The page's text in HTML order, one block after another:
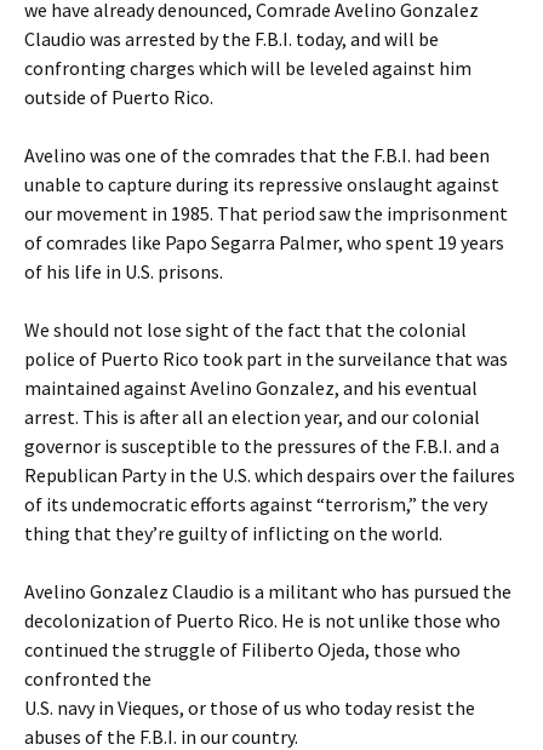
we have already denounced, Comrade Avelino Gonzalez
Claudio was arrested by the F.B.I. today, and will be
confronting charges which will be leveled against him
outside of Puerto Rico.
Avelino was one of the comrades that the F.B.I. had been
unable to capture during its repressive onslaught against
our movement in 1985. That period saw the imprisonment
of comrades like Papo Segarra Palmer, who spent 19 years
of his life in U.S. prisons.
We should not lose sight of the fact that the colonial
police of Puerto Rico took part in the surveilance that was
maintained against Avelino Gonzalez, and his eventual
arrest. This is after all an election year, and our colonial
governor is susceptible to the pressures of the F.B.I. and a
Republican Party in the U.S. which despairs over the failures
of its undemocratic efforts against “terrorism,” the very
thing that they’re guilty of inflicting on the world.
Avelino Gonzalez Claudio is a militant who has pursued the
decolonization of Puerto Rico. He is not unlike those who
continued the struggle of Filiberto Ojeda, those who
confronted the
U.S. navy in Vieques, or those of us who today resist the
abuses of the F.B.I. in our country.